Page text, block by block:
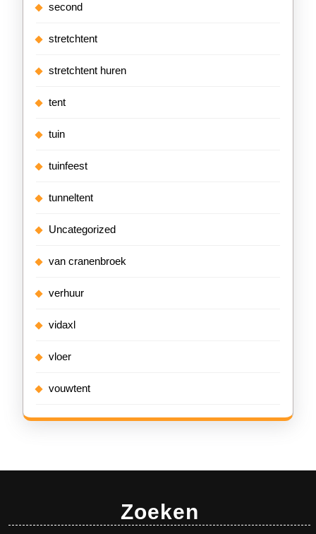
second
stretchtent
stretchtent huren
tent
tuin
tuinfeest
tunneltent
Uncategorized
van cranenbroek
verhuur
vidaxl
vloer
vouwtent
Zoeken